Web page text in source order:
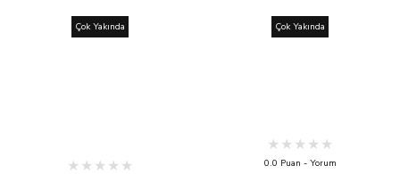
Çok Yakında Çok Yakında
0.0 Puan - Yorum